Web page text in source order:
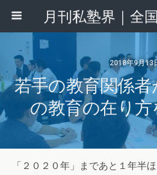
2018年9月13
若手の教育関係
の教育の在り
「２０２０年」まであと１年半